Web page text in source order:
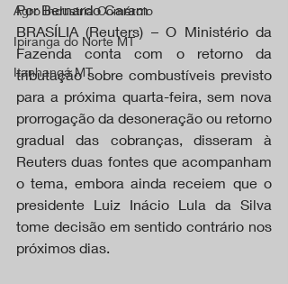
Agro Industria Comércio
Ipiranga do Norte MT
Itanhangá MT
Por Bernardo Caram
BRASÍLIA (Reuters) – O Ministério da
Fazenda conta com o retorno da
tributação sobre combustíveis previsto
para a próxima quarta-feira, sem nova
prorrogação da desoneração ou retorno
gradual das cobranças, disseram à
Reuters duas fontes que acompanham
o tema, embora ainda receiem que o
presidente Luiz Inácio Lula da Silva
tome decisão em sentido contrário nos
próximos dias.